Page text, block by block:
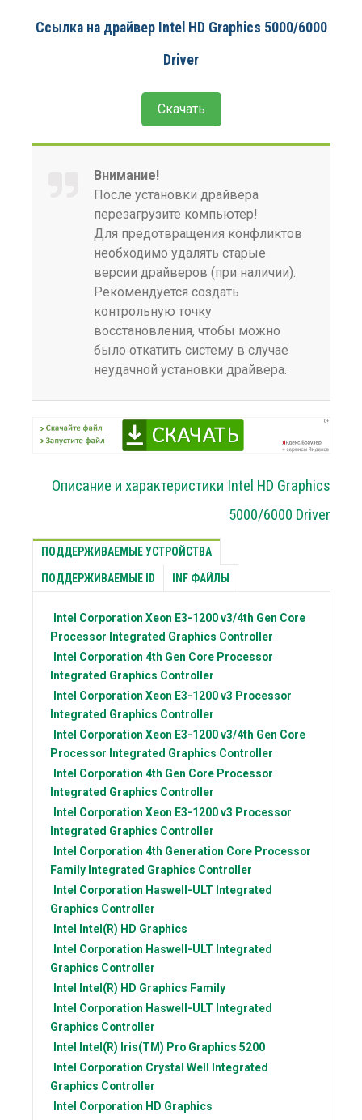
Ссылка на драйвер Intel HD Graphics 5000/6000
Driver
Скачать
Внимание!
После установки драйвера
перезагрузите компьютер!
Для предотвращения конфликтов
необходимо удалять старые
версии драйверов (при наличии).
Рекомендуется создать
контрольную точку
восстановления, чтобы можно
было откатить систему в случае
неудачной установки драйвера.
Описание и характеристики Intel HD Graphics
5000/6000 Driver
ПОДДЕРЖИВАЕМЫЕ УСТРОЙСТВА
ПОДДЕРЖИВАЕМЫЕ ID INF ФАЙЛЫ
Intel Corporation Xeon E3-1200 v3/4th Gen Core
Processor Integrated Graphics Controller
Intel Corporation 4th Gen Core Processor
Integrated Graphics Controller
Intel Corporation Xeon E3-1200 v3 Processor
Integrated Graphics Controller
Intel Corporation Xeon E3-1200 v3/4th Gen Core
Processor Integrated Graphics Controller
Intel Corporation 4th Gen Core Processor
Integrated Graphics Controller
Intel Corporation Xeon E3-1200 v3 Processor
Integrated Graphics Controller
Intel Corporation 4th Generation Core Processor
Family Integrated Graphics Controller
Intel Corporation Haswell-ULT Integrated
Graphics Controller
Intel
Intel(R) HD Graphics
Intel Corporation Haswell-ULT Integrated
Graphics Controller
Intel
Intel(R) HD Graphics Family
Intel Corporation Haswell-ULT Integrated
Graphics Controller
Intel
Intel(R) Iris(TM) Pro Graphics 5200
Intel Corporation Crystal Well Integrated
Graphics Controller
Intel Corporation HD Graphics